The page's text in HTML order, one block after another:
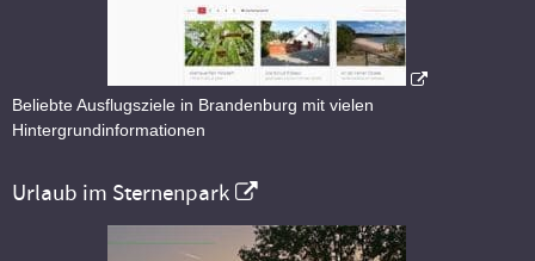
Beliebte Ausflugsziele in Brandenburg mit vielen
Hintergrundinformationen
Urlaub im Sternenpark